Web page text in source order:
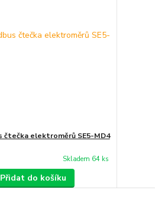
čtečka elektroměrů SE5-MD4
Skladem 64 ks
Přidat do košíku